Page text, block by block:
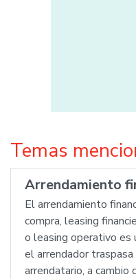
Temas
Arrendamiento
El arrendamiento
compra, leasing
o leasing operativo es
el arrendador traspasa
arrendatario, a